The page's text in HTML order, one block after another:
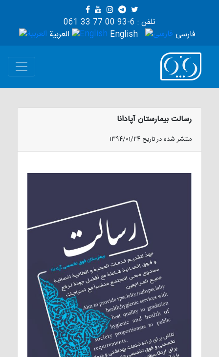
تلفن : 6-93 00 77 33 061
العربية
English فارسی
رسالت بیمارستان آپادانا
منتشر شده در تاریخ ۱۳۹۴/۰۱/۲۴